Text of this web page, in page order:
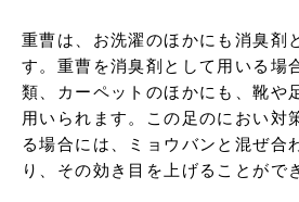
重曹は、お洗濯のほかにも消臭剤
す。重曹を消臭剤として用いる場
類、カーペットのほかにも、靴や
用いられます。この足のにおい対
る場合には、ミョウバンと混ぜ合
り、その効き目を上げることがで